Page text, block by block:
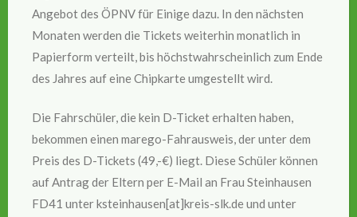
Angebot des ÖPNV für Einige dazu. In den nächsten
Monaten werden die Tickets weiterhin monatlich in
Papierform verteilt, bis höchstwahrscheinlich zum Ende
des Jahres auf eine Chipkarte umgestellt wird.
Die Fahrschüler, die kein D-Ticket erhalten haben,
bekommen einen marego-Fahrausweis, der unter dem
Preis des D-Tickets (49,-€) liegt. Diese Schüler können
auf Antrag der Eltern per E-Mail an Frau Steinhausen
FD41 unter ksteinhausen[at]kreis-slk.de und unter